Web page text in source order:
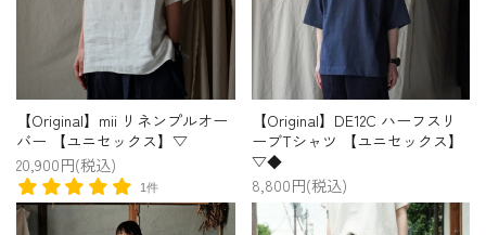
【Original】mii リネンプルオー
バー 【ユニセックス】▽
20,900円(税込)
1件
【Original】DE12C ハーフスリ
ーブTシャツ 【ユニセックス】
▽◆
8,800円(税込)